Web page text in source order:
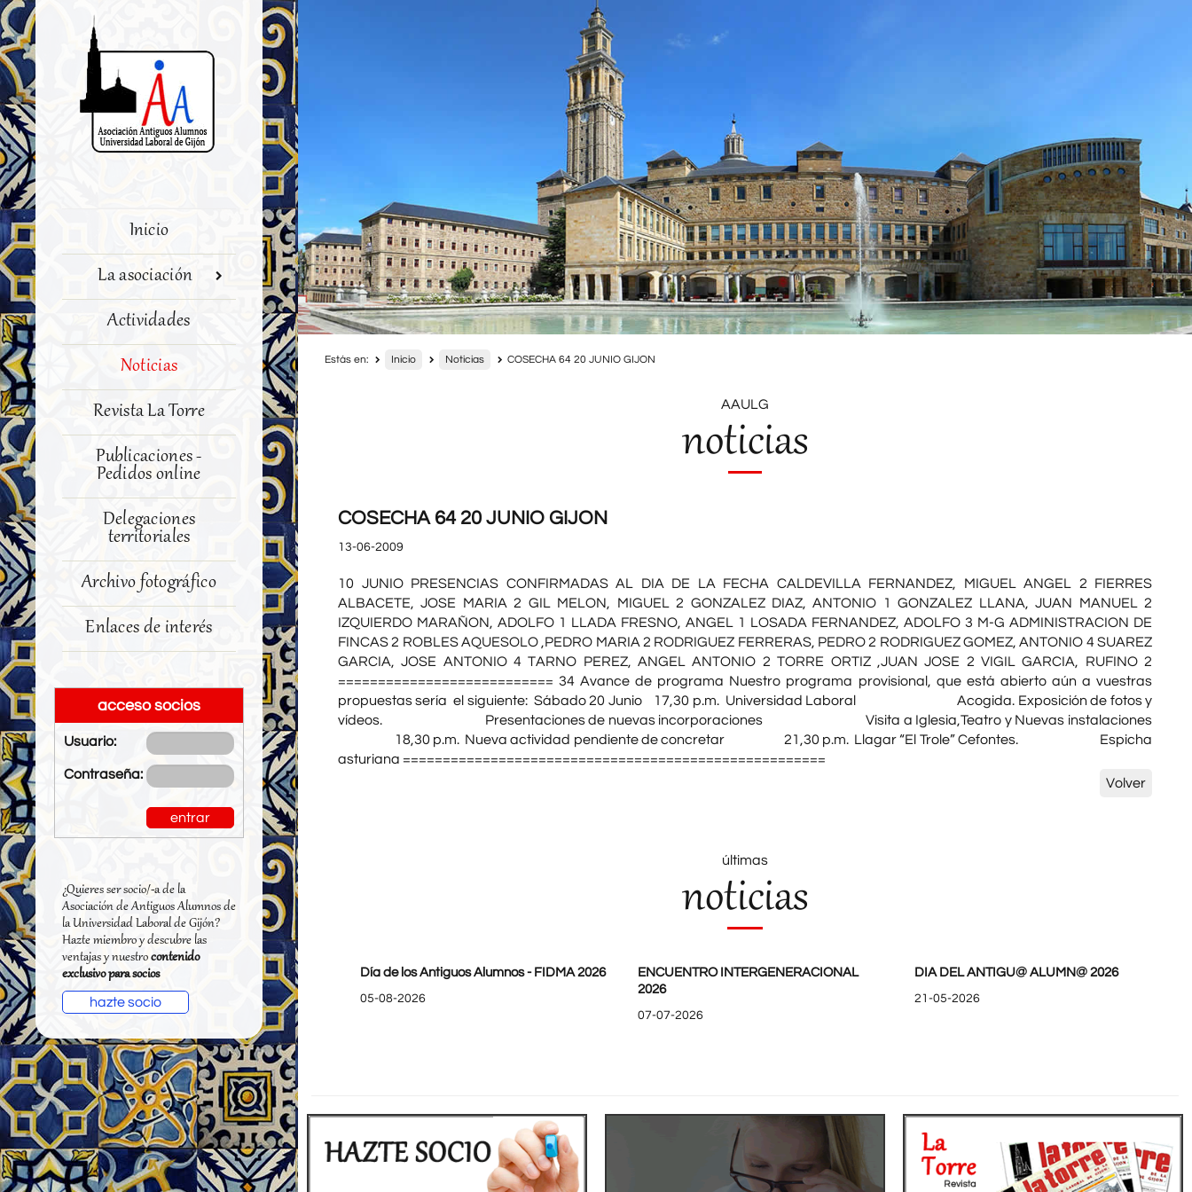
Inicio
La asociación
Actividades
Noticias
Revista La Torre
Publicaciones -
Pedidos online
Delegaciones
territoriales
Archivo fotográfico
Enlaces de interés
acceso socios
Usuario:
Contraseña:
entrar
¿Quieres ser socio/-a de la
Asociación de Antiguos Alumnos de
la Universidad Laboral de Gijón?
Hazte miembro y descubre las
ventajas y nuestrocontenido
exclusivo para socios
hazte socio
Estás en: Inicio Noticias COSECHA 64 20 JUNIO GIJON
AAULG
noticias
COSECHA 64 20 JUNIO GIJON
13-06-2009
10 JUNIO PRESENCIAS CONFIRMADAS AL DIA DE LA FECHA CALDEVILLA FERNANDEZ, MIGUEL ANGEL 2 FIERRES
ALBACETE, JOSE MARIA 2 GIL MELON, MIGUEL 2 GONZALEZ DIAZ, ANTONIO 1 GONZALEZ LLANA, JUAN MANUEL 2
IZQUIERDO MARAÑON, ADOLFO 1 LLADA FRESNO, ANGEL 1 LOSADA FERNANDEZ, ADOLFO 3 M-G ADMINISTRACION DE
FINCAS 2 ROBLES AQUESOLO ,PEDRO MARIA 2 RODRIGUEZ FERRERAS, PEDRO 2 RODRIGUEZ GOMEZ, ANTONIO 4 SUAREZ
GARCIA, JOSE ANTONIO 4 TARNO PEREZ, ANGEL ANTONIO 2 TORRE ORTIZ ,JUAN JOSE 2 VIGIL GARCIA, RUFINO 2
=========================== 34 Avance de programa Nuestro programa provisional, que está abierto aún a vuestras
propuestas sería el siguiente: Sábado 20 Junio 17,30 p.m. Universidad Laboral Acogida. Exposición de fotos y
vídeos. Presentaciones de nuevas incorporaciones Visita a Iglesia,Teatro y Nuevas instalaciones
18,30 p.m. Nueva actividad pendiente de concretar 21,30 p.m. Llagar “El Trole” Cefontes. Espicha
asturiana =====================================================
Volver
últimas
noticias
Día de los Antiguos Alumnos - FIDMA 2026
05-08-2026
ENCUENTRO INTERGENERACIONAL
2026
07-07-2026
DIA DEL ANTIGU@ ALUMN@ 2026
21-05-2026